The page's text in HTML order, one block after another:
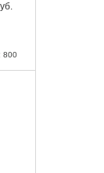
800